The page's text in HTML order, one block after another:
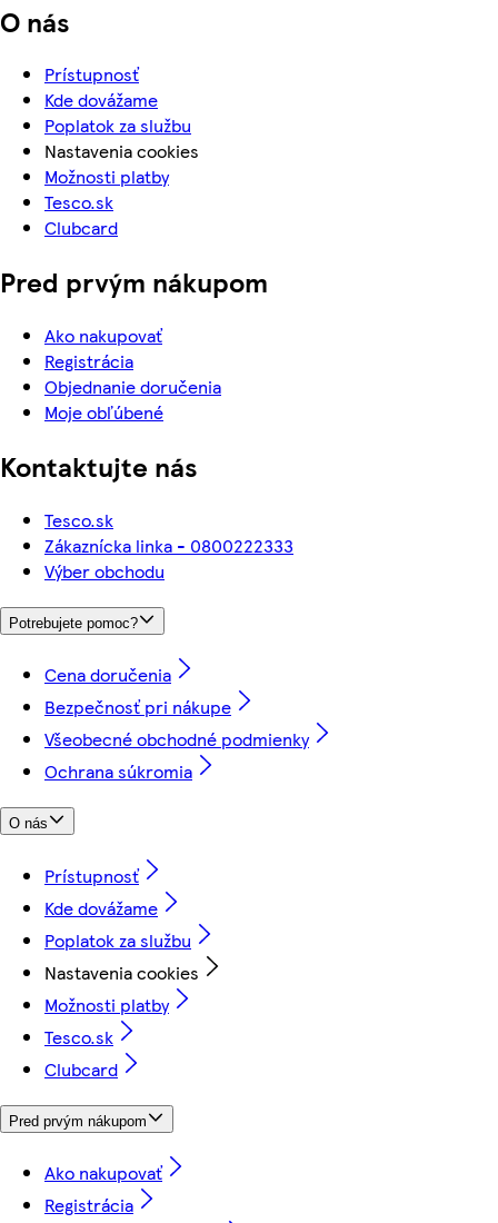
O nás
Prístupnosť
Kde dovážame
Poplatok za službu
Nastavenia cookies
Možnosti platby
Tesco.sk
Clubcard
Pred prvým nákupom
Ako nakupovať
Registrácia
Objednanie doručenia
Moje obľúbené
Kontaktujte nás
Tesco.sk
Zákaznícka linka - 0800222333
Výber obchodu
Potrebujete pomoc?
Cena doručenia
Bezpečnosť pri nákupe
Všeobecné obchodné podmienky
Ochrana súkromia
O nás
Prístupnosť
Kde dovážame
Poplatok za službu
Nastavenia cookies
Možnosti platby
Tesco.sk
Clubcard
Pred prvým nákupom
Ako nakupovať
Registrácia